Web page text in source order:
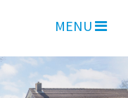
MENU